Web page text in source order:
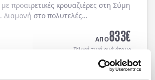
με προαιρετικές κρουαζιέρες στη Σύμη
. Διαμονή στο πολυτελές
(ημιδιατροφή).
ΑΠΟ833€
Τελική τιμή ανά άτομο